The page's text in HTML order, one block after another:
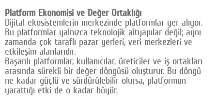
Platform Ekonomisi ve Değer Ortaklığı
Dijital ekosistemlerin merkezinde platformlar yer alıyor.
Bu platformlar yalnızca teknolojik altyapılar değil; aynı
zamanda çok taraflı pazar yerleri, veri merkezleri ve
etkileşim alanlarıdır.
Başarılı platformlar, kullanıcılar, üreticiler ve iş ortakları
arasında sürekli bir değer döngüsü oluşturur. Bu döngü
ne kadar güçlü ve sürdürülebilir olursa, platformun
yarattığı etki de o kadar büyür.